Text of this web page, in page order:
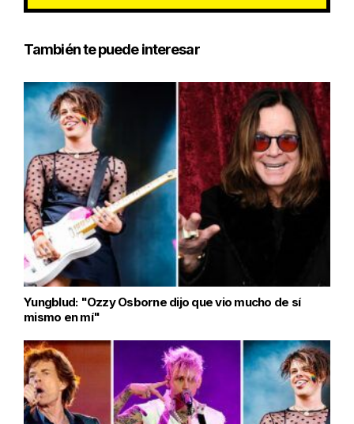
También te puede interesar
Yungblud: "Ozzy Osborne dijo que vio mucho de sí
mismo en mí"